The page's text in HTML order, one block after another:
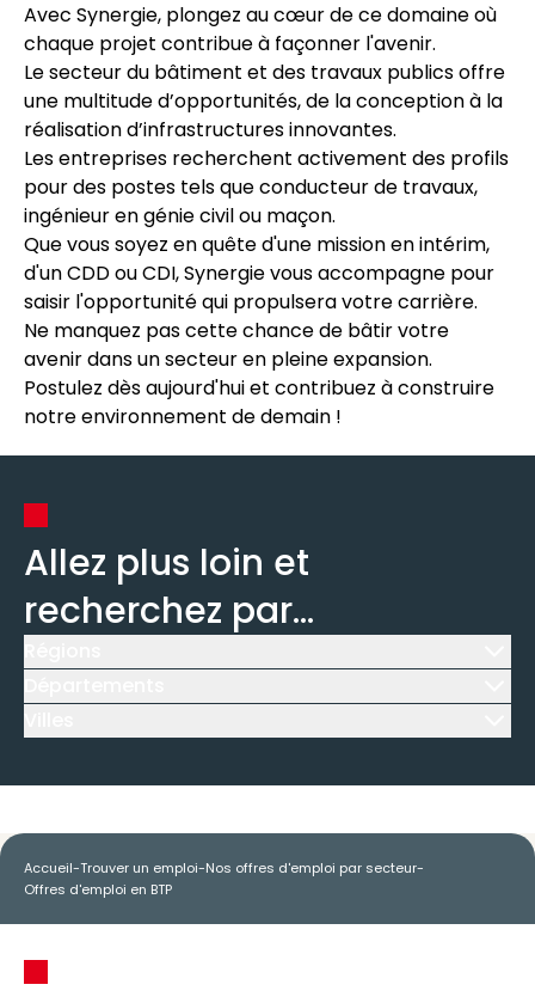
Avec Synergie, plongez au cœur de ce domaine où
chaque projet contribue à façonner l'avenir.
Le secteur du bâtiment et des travaux publics offre
une multitude d’opportunités, de la conception à la
réalisation d’infrastructures innovantes.
Les entreprises recherchent activement des profils
pour des postes tels que conducteur de travaux,
ingénieur en génie civil ou maçon.
Que vous soyez en quête d'une mission en intérim,
d'un CDD ou CDI, Synergie vous accompagne pour
saisir l'opportunité qui propulsera votre carrière.
Ne manquez pas cette chance de bâtir votre
avenir dans un secteur en pleine expansion.
Postulez dès aujourd'hui et contribuez à construire
notre environnement de demain !
Allez plus loin et
recherchez par...
Accueil-Trouver un emploi-Nos offres d'emploi par secteur-
Offres d'emploi en BTP